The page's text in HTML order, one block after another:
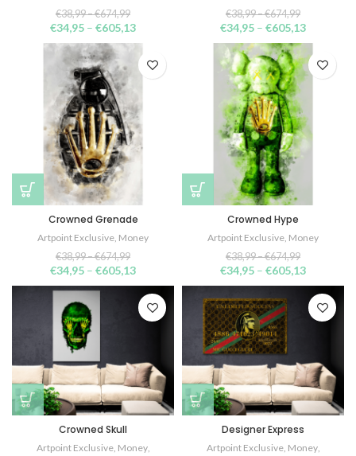
€38,99–€674,99
€34,95 – €605,13
€38,99–€674,99
€34,95 – €605,13
Crowned Grenade
Artpoint Exclusive, Money
€38,99–€674,99
€34,95 – €605,13
Crowned Hype
Artpoint Exclusive, Money
€38,99–€674,99
€34,95 – €605,13
Crowned Skull
Artpoint Exclusive, Money,
Designer Express
Artpoint Exclusive, Money,